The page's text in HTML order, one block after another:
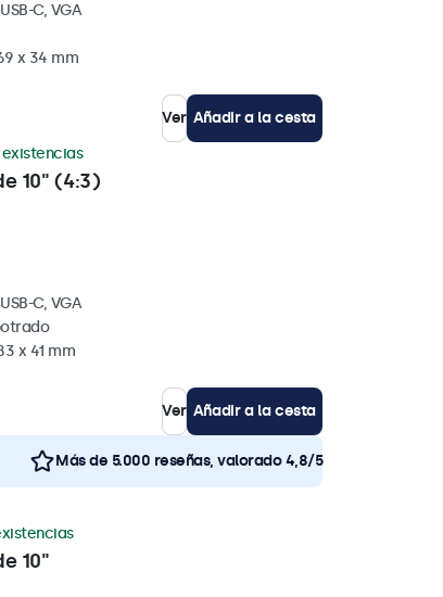
C, VGA
x 34 mm
Ver Añadir a la cesta
10" (4:3)
existencias
C, VGA
x 41 mm
Ver Añadir a la cesta
Más de 5.000 reseñas, valorado 4,8/5
10"